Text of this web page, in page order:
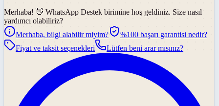
Merhaba! 👋 WhatsApp Destek birimine hoş geldiniz. Size nasıl
yardımcı olabiliriz?
Merhaba, bilgi alabilir miyim?
%100 başarı garantisi nedir?
Fiyat ve taksit seçenekleri
Lütfen beni arar mısınız?